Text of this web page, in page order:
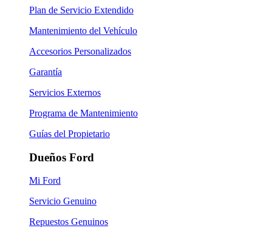
Plan de Servicio Extendido
Mantenimiento del Vehículo
Accesorios Personalizados
Garantía
Servicios Externos
Programa de Mantenimiento
Guías del Propietario
Dueños Ford
Mi Ford
Servicio Genuino
Repuestos Genuinos